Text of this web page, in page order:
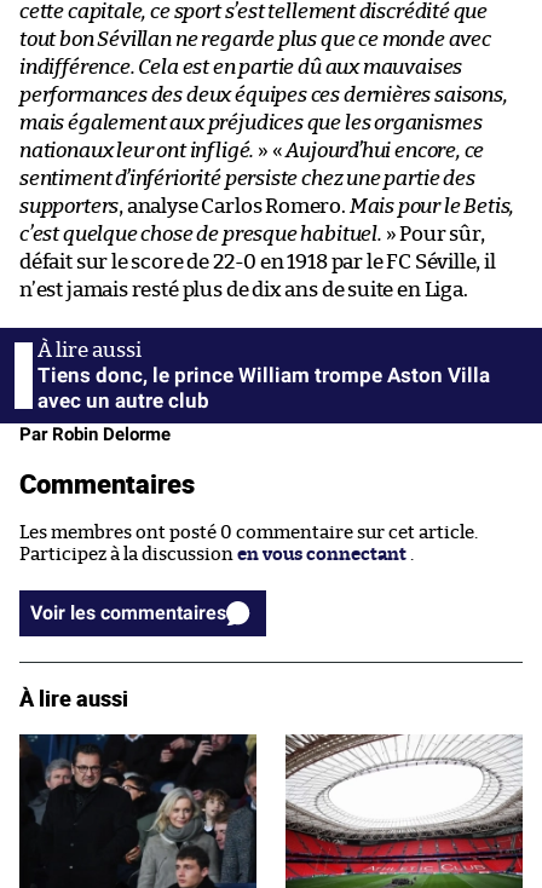
cette capitale, ce sport s’est tellement discrédité que
tout bon Sévillan ne regarde plus que ce monde avec
indifférence. Cela est en partie dû aux mauvaises
performances des deux équipes ces dernières saisons,
mais également aux préjudices que les organismes
nationaux leur ont infligé. » «Aujourd’hui encore, ce
sentiment d’infériorité persiste chez une partie des
supporters, analyse Carlos Romero. Mais pour le Betis,
c’est quelque chose de presque habituel. » Pour sûr,
défait sur le score de 22-0 en 1918 par le FC Séville, il
n’est jamais resté plus de dix ans de suite en Liga.
Tiens donc, le prince William trompe Aston Villa
avec un autre club
Par Robin Delorme
Commentaires
Les membres ont posté 0 commentaire sur cet article.
Participez à la discussion en vous connectant .
Voir les commentaires
À lire aussi